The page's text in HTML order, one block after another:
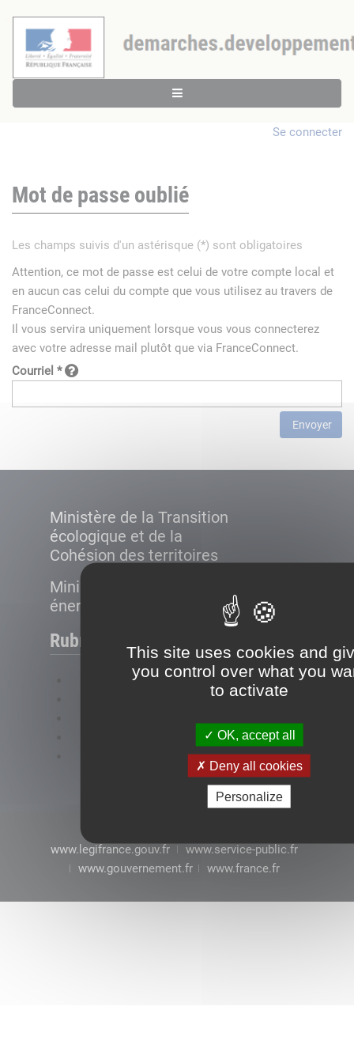
This site uses cookies and
you control over what you
to activate
OK, accept all
Deny all cookies
Personalize
Se connecter
Mot de passe oublié
Les champs suivis d'un astérisque (*) sont obligatoires
Attention, ce mot de passe est celui de votre compte local et
en aucun cas celui du compte que vous utilisez au travers de
FranceConnect.
Il vous servira uniquement lorsque vous vous connecterez
avec votre adresse mail plutôt que via FranceConnect.
Courriel *
Envoyer
Ministère de la Transition
écologique et de la
Cohésion des territoires
Ministère de la Transition
énergétique
Rubriques
www.legifrance.gouv.fr
www.service-public.fr
www.gouvernement.fr
www.france.fr